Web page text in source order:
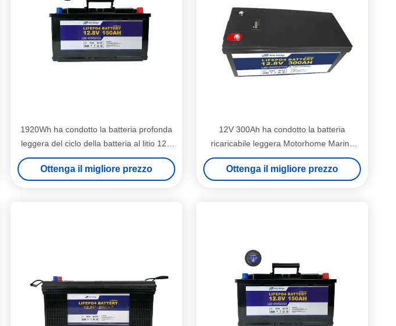
1920Wh ha condotto la batteria profonda
leggera del ciclo della batteria al litio 12V
150Ah Lifepo4
Ottenga il migliore prezzo
12V 300Ah ha condotto la batteria
ricaricabile leggera Motorhome Marine
Lithium Battery
Ottenga il migliore prezzo